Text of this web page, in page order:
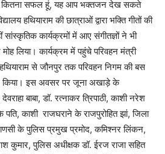
कितना सफल हूं, यह आप भक्तजन देख सकते
हथियाराम की छात्राओं द्वारा भक्ति गीतों की
कार्यक्रमों में आए संगीतज्ञों ने भी
लिया। कार्यक्रम में पहुंचे परिवहन मंत्री
से जौनपुर तक परिवहन निगम की बस
किया। इस अवसर पर जूना अखाड़े के
बाबा, डॉ. रत्नाकर त्रिपाठी, काशी नरेश
काशी राजघराने के राजपुरोहित झां, जिला
के पुलिस प्रमुख प्रमोद, कमिश्नर लिंकन,
कुमार, पुलिस अधीक्षक डॉ. ईरज राजा सहित